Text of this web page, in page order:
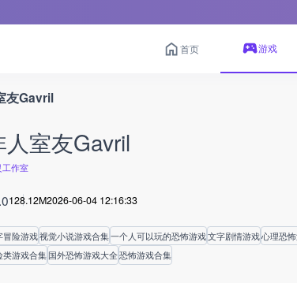
首页 游戏
友Gavril
人室友Gavril
工作室
128.12M2026-06-04 12:16:33
冒险游戏视觉小说游戏合集一个人可以玩的恐怖游戏文字剧情游戏心理恐
类游戏合集 国外恐怖游戏大全恐怖游戏合集